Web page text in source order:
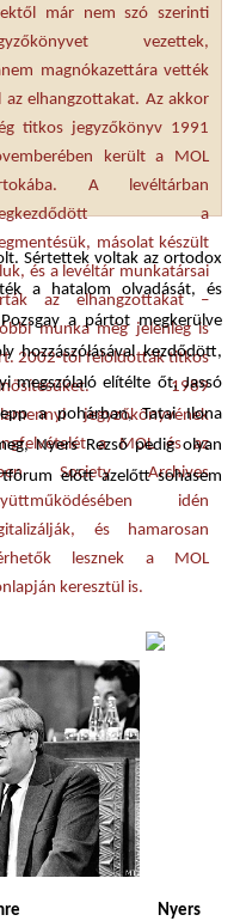
már nem szó szerinti
vezettek,
magnókazettára vették
az elhangzottakat. Az akkor
titkos jegyzőkönyv 1991
került a MOL
A levéltárban
a
másolat készült
és a levéltár munkatársai
az elhangzottakat –
munka még jelenleg is
2002-től feloldották titkos
1989
jegyzőkönyvének
a MOL és az
Society Archives
idén
és hamarosan
lesznek a MOL
keresztül is.
Sértettek voltak az ortodox
a hatalom olvadását, és
a pártot megkerülve
hozzászólásával kezdődött,
megszólaló elítélte őt, Jassó
a pohárban, Tatai Ilona
Nyers Rezső pedig olyan
előtt azelőtt sohasem
Nyers